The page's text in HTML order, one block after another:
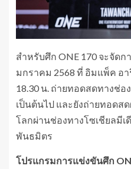
สำหรับศึก ONE 170 จะจัด
มกราคม 2568 ที่ อิมแพ็ค อ
18.30 น. ถ่ายทอดสดทางช่อ
เป็นต้นไป และยังถ่ายทอดส
โลกผ่านช่องทางโซเชียลมีเ
พันธมิตร
โปรแกรมการแข่งขันศึก